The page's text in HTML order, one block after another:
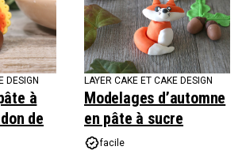
DESIGN
à
de
LAYER CAKE ET CAKE DESIGN
Modelages d’automne
en pâte à sucre
facile